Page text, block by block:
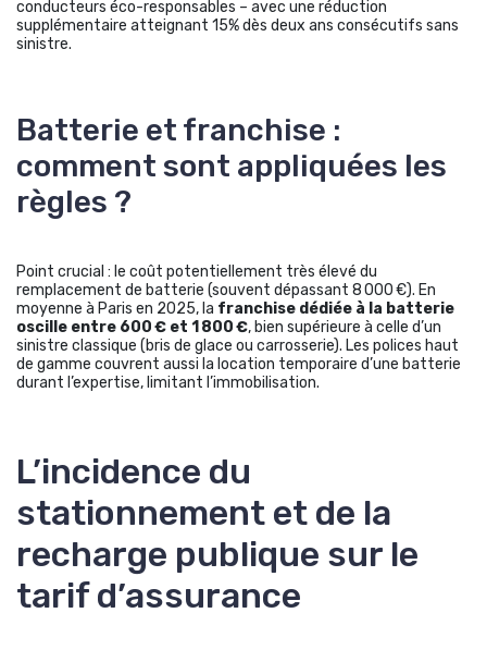
conducteurs éco-responsables – avec une réduction
supplémentaire atteignant 15% dès deux ans consécutifs sans
sinistre.
Batterie et franchise :
comment sont appliquées les
règles ?
Point crucial : le coût potentiellement très élevé du
remplacement de batterie (souvent dépassant 8 000 €). En
moyenne à Paris en 2025, la franchise dédiée à la batterie
oscille entre 600 € et 1 800 €, bien supérieure à celle d’un
sinistre classique (bris de glace ou carrosserie). Les polices haut
de gamme couvrent aussi la location temporaire d’une batterie
durant l’expertise, limitant l’immobilisation.
L’incidence du
stationnement et de la
recharge publique sur le
tarif d’assurance